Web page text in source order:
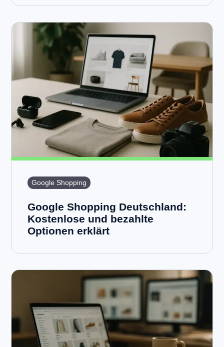
Google Shopping
Google Shopping Deutschland:
Kostenlose und bezahlte
Optionen erklärt